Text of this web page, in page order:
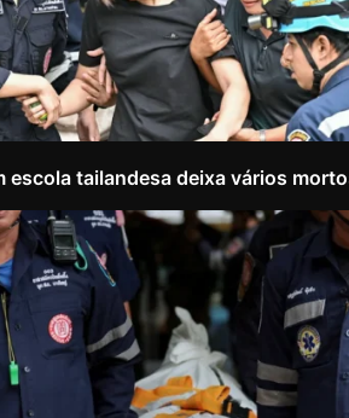
escola tailandesa deixa vários